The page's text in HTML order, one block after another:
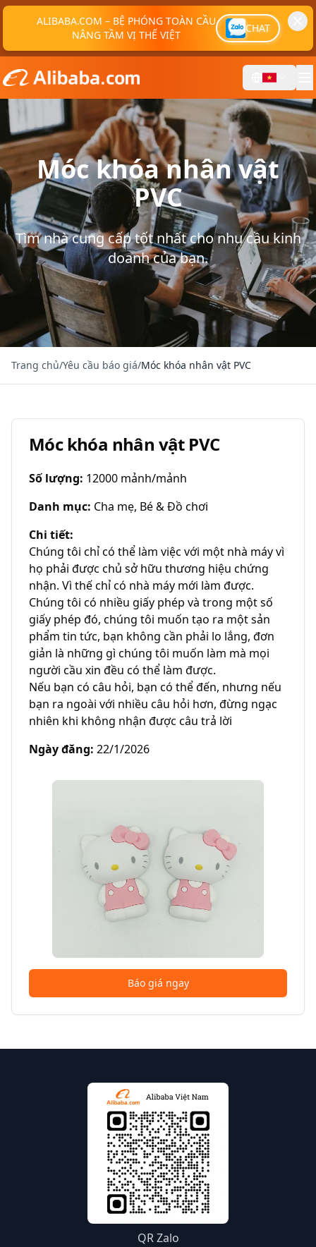
ALIBABA.COM – BỆ PHÓNG TOÀN CẦU
NÂNG TẦM VỊ THẾ VIỆT
CHAT
Móc khóa nhân vật
PVC
Tìm nhà cung cấp tốt nhất cho nhu cầu kinh
doanh của bạn.
Trang chủ/Yêu cầu báo giá/Móc khóa nhân vật PVC
Móc khóa nhân vật PVC
Số lượng: 12000 mảnh/mảnh
Danh mục: Cha mẹ, Bé & Đồ chơi
Chi tiết:
Chúng tôi chỉ có thể làm việc với một nhà máy vì
họ phải được chủ sở hữu thương hiệu chứng
nhận. Vì thế chỉ có nhà máy mới làm được.
Chúng tôi có nhiều giấy phép và trong một số
giấy phép đó, chúng tôi muốn tạo ra một sản
phẩm tin tức, bạn không cần phải lo lắng, đơn
giản là những gì chúng tôi muốn làm mà mọi
người cầu xin đều có thể làm được.
Nếu bạn có câu hỏi, bạn có thể đến, nhưng nếu
bạn ra ngoài với nhiều câu hỏi hơn, đừng ngạc
nhiên khi không nhận được câu trả lời
Ngày đăng: 22/1/2026
Báo giá ngay
QR Zalo